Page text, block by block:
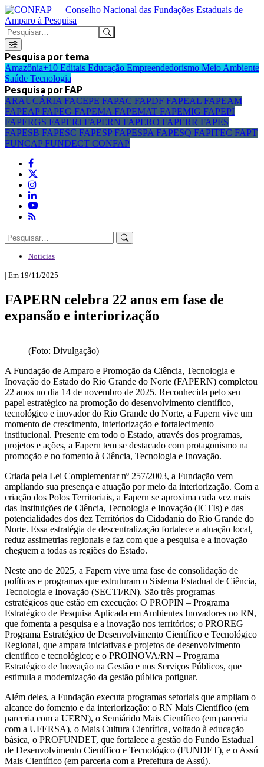
Pesquisa por tema
Amazônia+10 Editais Educação Empreendedorismo Meio Ambiente
Saúde Tecnologia
Pesquisa por FAP
ARAUCÁRIA FACEPE FAPAC FAPDF FAPEAL FAPEAM
FAPEAPFAPEG FAPEMA FAPEMAT FAPEMIG FAPEPI
FAPERGS FAPERJ FAPERN FAPERO FAPERR FAPES
FAPESB FAPESC FAPESPFAPESPA FAPESQ FAPITEC FAPT
FUNCAPFUNDECT CONFAP
Notícias
| Em 19/11/2025
FAPERN celebra 22 anos em fase de
expansão e interiorização
(Foto: Divulgação)
A Fundação de Amparo e Promoção da Ciência, Tecnologia e
Inovação do Estado do Rio Grande do Norte (FAPERN) completou
22 anos no dia 14 de novembro de 2025. Reconhecida pelo seu
papel estratégico na promoção do desenvolvimento científico,
tecnológico e inovador do Rio Grande do Norte, a Fapern vive um
momento de crescimento, interiorização e fortalecimento
institucional. Presente em todo o Estado, através dos programas,
projetos e ações, a Fapern tem se destacado com protagonismo na
promoção e no fomento à Ciência, Tecnologia e Inovação.
Criada pela Lei Complementar nº 257/2003, a Fundação vem
ampliando sua presença e atuação por meio da interiorização. Com a
criação dos Polos Territoriais, a Fapern se aproxima cada vez mais
das Instituições de Ciência, Tecnologia e Inovação (ICTIs) e das
potencialidades dos dez Territórios da Cidadania do Rio Grande do
Norte. Essa estratégia de descentralização fortalece a atuação local,
reduz assimetrias regionais e faz com que a pesquisa e a inovação
cheguem a todas as regiões do Estado.
Neste ano de 2025, a Fapern vive uma fase de consolidação de
políticas e programas que estruturam o Sistema Estadual de Ciência,
Tecnologia e Inovação (SECTI/RN). São três programas
estratégicos que estão em execução: O PROPIN – Programa
Estratégico de Pesquisa Aplicada em Ambientes Inovadores no RN,
que fomenta a pesquisa e a inovação nos territórios; o PROREG –
Programa Estratégico de Desenvolvimento Científico e Tecnológico
Regional, que ampara iniciativas e projetos de desenvolvimento
científico e tecnológico; e o PROINOVA/RN – Programa
Estratégico de Inovação na Gestão e nos Serviços Públicos, que
estimula a modernização da gestão pública potiguar.
Além deles, a Fundação executa programas setoriais que ampliam o
alcance do fomento e da interiorização: o RN Mais Científico (em
parceria com a UERN), o Semiárido Mais Científico (em parceria
com a UFERSA), o Mais Cultura Científica, voltado à educação
básica, o PROFUNDET, que fortalece a gestão do Fundo Estadual
de Desenvolvimento Científico e Tecnológico (FUNDET), e o Assú
Mais Científico (em parceria com a Prefeitura de Assú).